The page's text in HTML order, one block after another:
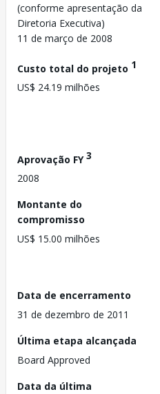
(conforme apresentação da
Diretoria Executiva)
11 de março de 2008
Custo total do projeto 1
US$ 24.19 milhões
Aprovação FY3
2008
Montante do
compromisso
US$ 15.00 milhões
Data de encerramento
31 de dezembro de 2011
Última etapa alcançada
Board Approved
Data da última